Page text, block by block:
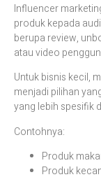
Influencer
produk kepada
berupa review,
atau video
Untuk bisnis kecil,
menjadi pilihan
yang lebih spesifik
Contohnya:
Produk
Produk